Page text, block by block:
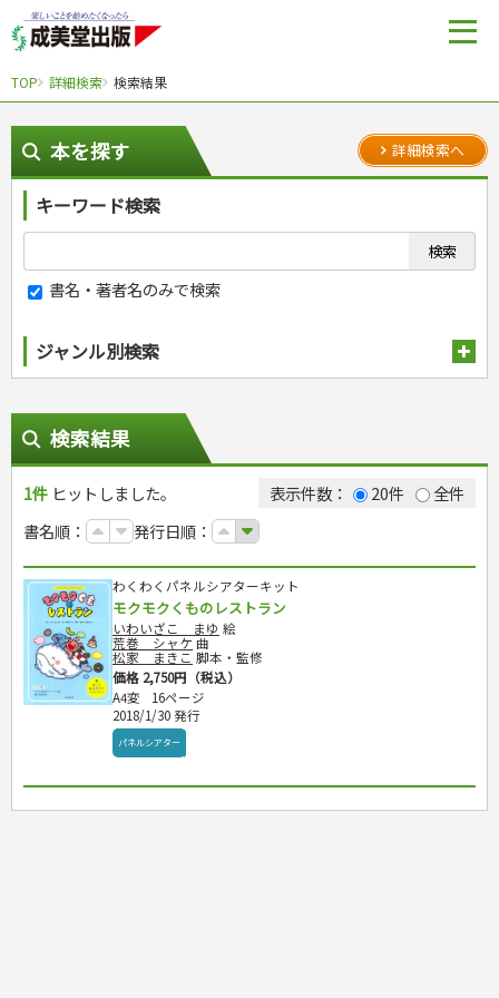
TOP 詳細検索 検索結果
本を探す 詳細検索へ
キーワード検索
書名・著者名のみで検索
ジャンル別検索
スポーツ
スポーツルール
ゴルフ
トレーニング
ジュニアスポーツ
その他スポーツ
自然・アウトドア・ペット
犬・猫
ペット・飼育
園芸・野菜づくり
雑学
ナンプレ
囲碁・将棋・麻雀
ゲーム・マジック
家相・風水・占い
カルチャー・芸術・趣味
鉄道・車・自転車
音楽・楽器
趣味・鑑賞・カメラ
絵画・デッサン
俳句・詩・ことば
辞典・語学
辞典
語学・旅行会話
運転免許
原付・二輪
普通免許
その他免許
生活・暮らし
料理
料理・レシピ
おもてなし・ごちそう料理
各国料理
お弁当
健康メニュー・ダイエット
調理器具クッキング
お菓子・ケーキ・パン
飲み物・お酒
手芸・クラフト
編み物
ソーイング
クラフト
住まい・インテリア・暮らし
インテリア・ハウジング
収納・掃除・暮らし
美容・ファッション
ダイエット・エクササイズ
メイク・ネイル・ヘア
着物・着つけ
冠婚葬祭・手紙・ペン字
冠婚葬祭・スピーチ・マナー
手紙・ペン字
妊娠・出産・育児
妊娠・出産・育児
離乳食・幼児食・こどもレシピ
健康と保育
家庭医学・健康
ツボ・マッサージ
健康知識
栄養事典
生活習慣病
看護・介護
介護一般
パネルシアター
指導マニュアル
児童一般
おりがみ・あやとり
なぞなぞ・ゲーム
占い・心理ゲーム
のりもの・ずかん
読み物・絵本
音と光のでる絵本
学参・ドリル
夏休みドリル
総復習ドリル
学習・地図
自由研究・読書感想文
えんぴつちょう
就職活動
就職活動
就職試験
公務員試験
資格試験
検定試験・資格試験
英語検定・TOEIC
漢字検定・数学検定
簿記検定
看護・薬学
ケアマネジャー
保育士
ビジネス
経営・経済・法律
マネー・株・資産
ビジネス・法律
簿記・経理・税金・保険
その他ビジネス
自己啓発
自己啓発
ビジネス読み物
旅行・歴史
国内・海外旅行
国外旅行
国内旅行
地理・歴史
地理・地図
文庫
成美文庫
その他文庫
検索結果
1件 ヒットしました。 表示件数： 20件
全件
書名順：
発行日順：
わくわくパネルシアターキット
モクモクくものレストラン
いわいざこ まゆ 絵
荒巻 シャケ 曲
松家 まきこ 脚本・監修
価格 2,750円（税込）
A4変
16ページ
2018/1/30 発行
パネルシアター